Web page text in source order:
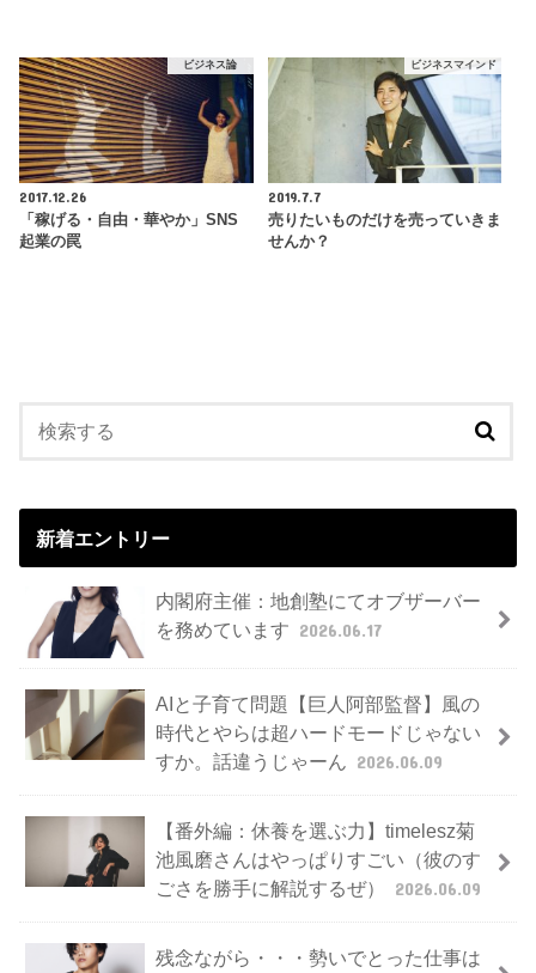
ビジネス論
2017.12.26
「稼げる・自由・華やか」SNS
起業の罠
ビジネスマインド
2019.7.7
売りたいものだけを売っていきま
せんか？
新着エントリー
内閣府主催：地創塾にてオブザーバー
を務めています 2026.06.17
AIと子育て問題【巨人阿部監督】風の
時代とやらは超ハードモードじゃない
すか。話違うじゃーん 2026.06.09
【番外編：休養を選ぶ力】timelesz菊
池風磨さんはやっぱりすごい（彼のす
ごさを勝手に解説するぜ）
2026.06.09
残念ながら・・・勢いでとった仕事は